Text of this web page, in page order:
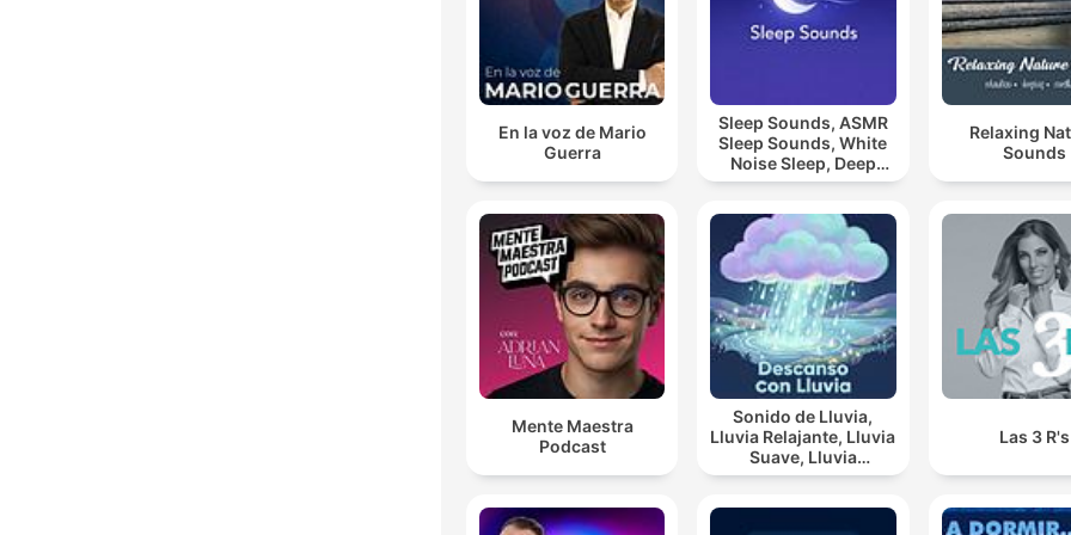
En la voz de Mario
Guerra
Sleep Sounds, ASMR
Sleep Sounds, White
Noise Sleep, Deep
Sleep Sounds,
Sounds
Relaxing
Sounds
Mente Maestra
Podcast
Sonido de Lluvia,
Lluvia Relajante, Lluvia
Suave, Lluvia
Nocturna, Descanso
Las 3 R's